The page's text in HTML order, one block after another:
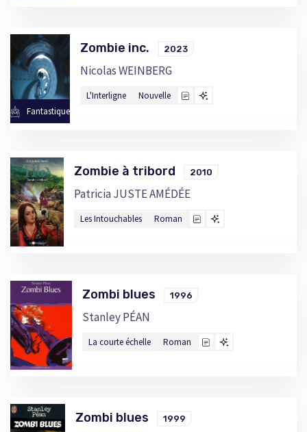
Fantastique
Zombie inc. 2023
Nicolas WEINBERG
L'Interligne Nouvelle
Zombie à tribord 2010
Patricia JUSTE AMÉDÉE
Les Intouchables Roman
Zombi blues 1996
Stanley PÉAN
La courte échelle Roman
Zombi blues 1999